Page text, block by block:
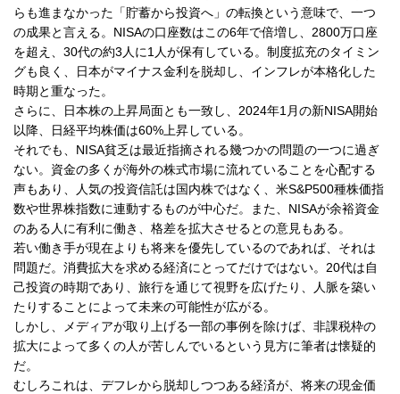
らも進まなかった「貯蓄から投資へ」の転換という意味で、一つ
の成果と言える。NISAの口座数はこの6年で倍増し、2800万口座
を超え、30代の約3人に1人が保有している。制度拡充のタイミン
グも良く、日本がマイナス金利を脱却し、インフレが本格化した
時期と重なった。
さらに、日本株の上昇局面とも一致し、2024年1月の新NISA開始
以降、日経平均株価は60%上昇している。
それでも、NISA貧乏は最近指摘される幾つかの問題の一つに過ぎ
ない。資金の多くが海外の株式市場に流れていることを心配する
声もあり、人気の投資信託は国内株ではなく、米S&P500種株価指
数や世界株指数に連動するものが中心だ。また、NISAが余裕資金
のある人に有利に働き、格差を拡大させるとの意見もある。
若い働き手が現在よりも将来を優先しているのであれば、それは
問題だ。消費拡大を求める経済にとってだけではない。20代は自
己投資の時期であり、旅行を通じて視野を広げたり、人脈を築い
たりすることによって未来の可能性が広がる。
しかし、メディアが取り上げる一部の事例を除けば、非課税枠の
拡大によって多くの人が苦しんでいるという見方に筆者は懐疑的
だ。
むしろこれは、デフレから脱却しつつある経済が、将来の現金価